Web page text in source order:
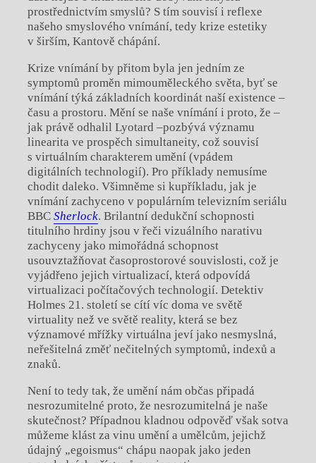
prostřednictvím smyslů? S tím souvisí i reflexe
našeho smyslového vnímání, tedy krize estetiky
v širším, Kantově chápání.
Krize vnímání by přitom byla jen jedním ze
symptomů proměn mimouměleckého světa, byť se
vnímání týká základních koordinát naší existence –
času a prostoru. Mění se naše vnímání i proto, že –
jak právě odhalil Lyotard –pozbývá významu
linearita ve prospěch simultaneity, což souvisí
s virtuálním charakterem umění (vpádem
digitálních technologií). Pro příklady nemusíme
chodit daleko. Všimněme si kupříkladu, jak je
vnímání zachyceno v populárním televizním seriálu
BBC Sherlock. Brilantní dedukční schopnosti
titulního hrdiny jsou v řeči vizuálního narativu
zachyceny jako mimořádná schopnost
usouvztažňovat časoprostorové souvislosti, což je
vyjádřeno jejich virtualizací, která odpovídá
virtualizaci počítačových technologií. Detektiv
Holmes 21. století se cítí víc doma ve světě
virtuality než ve světě reality, která se bez
významové mřížky virtuálna jeví jako nesmyslná,
neřešitelná změť nečitelných symptomů, indexů a
znaků.
Není to tedy tak, že umění nám občas připadá
nesrozumitelné proto, že nesrozumitelná je naše
skutečnost? Případnou kladnou odpověď však sotva
můžeme klást za vinu umění a umělcům, jejichž
údajný „egoismus“ chápu naopak jako jeden